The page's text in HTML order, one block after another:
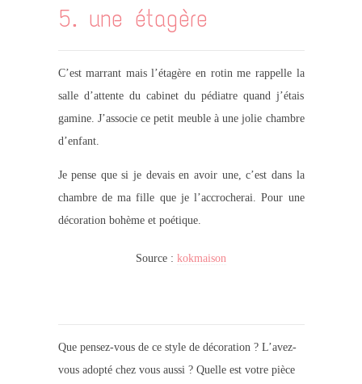
5. une étagère
C’est marrant mais l’étagère en rotin me rappelle la
salle d’attente du cabinet du pédiatre quand j’étais
gamine. J’associe ce petit meuble à une jolie chambre
d’enfant.
Je pense que si je devais en avoir une, c’est dans la
chambre de ma fille que je l’accrocherai. Pour une
décoration bohème et poétique.
Source : kokmaison
Que pensez-vous de ce style de décoration ? L’avez-
vous adopté chez vous aussi ? Quelle est votre pièce